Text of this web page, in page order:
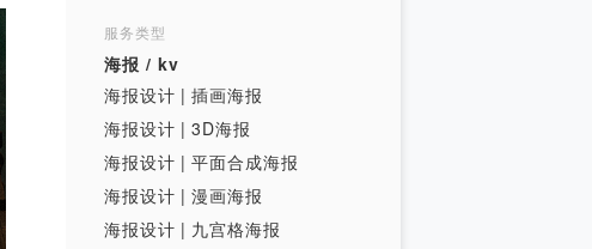
服务类型
海报 / kv
海报设计 | 插画海报
海报设计 | 3D海报
海报设计 | 平面合成海报
海报设计 | 漫画海报
海报设计 | 九宫格海报